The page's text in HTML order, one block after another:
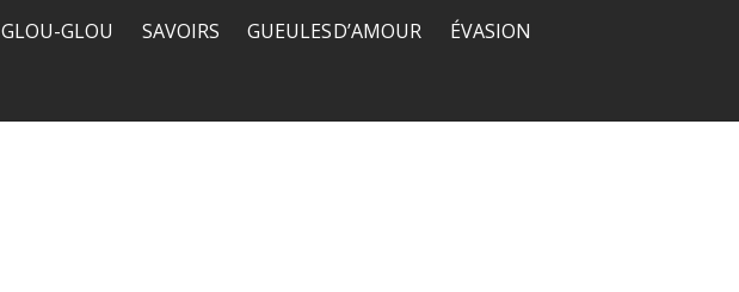
GLOU-GLOU SAVOIRS GUEULES D’AMOUR ÉVASION